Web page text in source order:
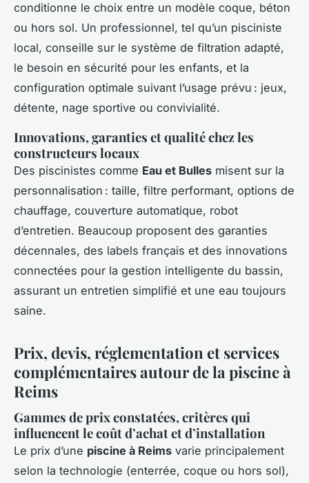
conditionne le choix entre un modèle coque, béton
ou hors sol. Un professionnel, tel qu’un pisciniste
local, conseille sur le système de filtration adapté,
le besoin en sécurité pour les enfants, et la
configuration optimale suivant l’usage prévu : jeux,
détente, nage sportive ou convivialité.
Innovations, garanties et qualité chez les
constructeurs locaux
Des piscinistes comme Eau et Bulles misent sur la
personnalisation : taille, filtre performant, options de
chauffage, couverture automatique, robot
d’entretien. Beaucoup proposent des garanties
décennales, des labels français et des innovations
connectées pour la gestion intelligente du bassin,
assurant un entretien simplifié et une eau toujours
saine.
Prix, devis, réglementation et services
complémentaires autour de la piscine à
Reims
Gammes de prix constatées, critères qui
influencent le coût d’achat et d’installation
Le prix d’une piscine à Reims varie principalement
selon la technologie (enterrée, coque ou hors sol),